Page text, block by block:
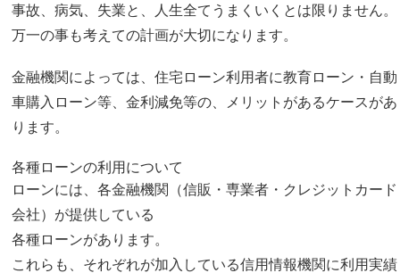
事故、病気、失業と、人生全てうまくいくとは限りません。
万一の事も考えての計画が大切になります。
金融機関によっては、住宅ローン利用者に教育ローン・自動
車購入ローン等、金利減免等の、メリットがあるケースがあ
ります。
各種ローンの利用について
ローンには、各金融機関（信販・専業者・クレジットカード
会社）が提供している
各種ローンがあります。
これらも、それぞれが加入している信用情報機関に利用実績